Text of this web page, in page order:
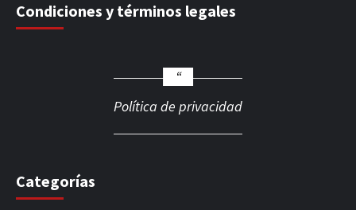
Condiciones y términos legales
Política de privacidad
Categorías